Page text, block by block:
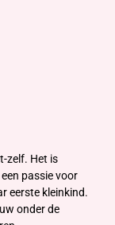
zelf. Het is
passie voor
eerste kleinkind.
onder de